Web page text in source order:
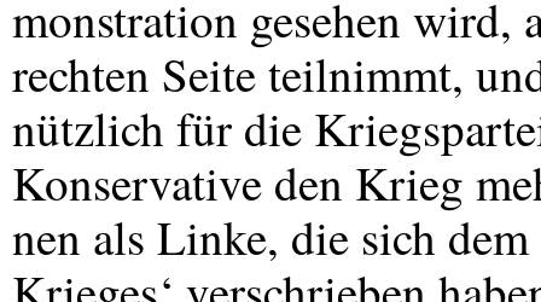
monstration gesehen wird,
rechten Seite teilnimmt,
nützlich für die
Konservative den Krieg
nen als Linke, die sich